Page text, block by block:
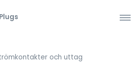
och uttag